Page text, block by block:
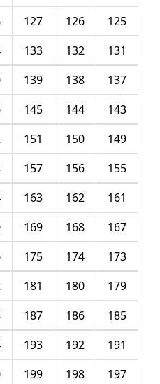
125
126
127
131
132
133
137
138
139
143
144
145
149
150
151
155
156
157
161
162
163
167
168
169
173
174
175
179
180
181
185
186
187
191
192
193
197
198
199